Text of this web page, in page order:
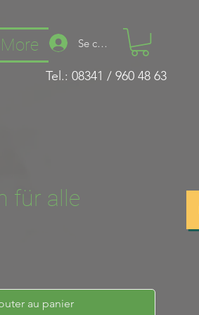
More Se connecter
Tel.: 08341 / 960 48 63
für alle
au panier